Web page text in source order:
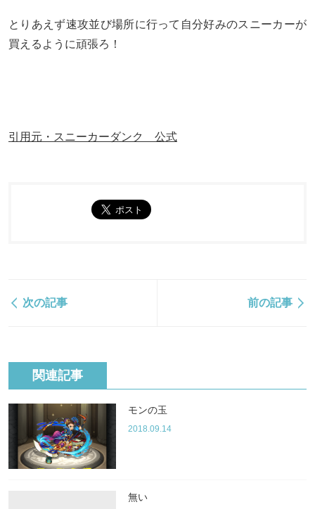
とりあえず速攻並び場所に行って自分好みのスニーカーが
買えるように頑張ろ！
引用元・スニーカーダンク 公式
次の記事 前の記事
関連記事
モンの玉
2018.09.14
無い